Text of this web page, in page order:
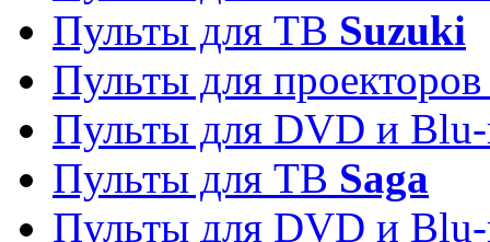
Пульты для ТВ Suzuki
Пульты для
Пульты для DVD и
Пульты для ТВ Saga
Пульты для DVD и